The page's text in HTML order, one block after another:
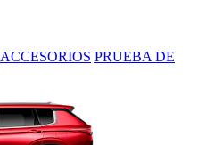
ACCESORIOS PRUEBA DE